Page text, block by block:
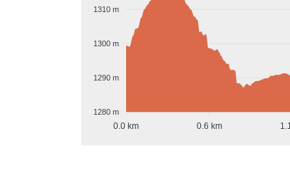
1310 m
1300 m
1290 m
1280 m
0.0 km 0.6 km